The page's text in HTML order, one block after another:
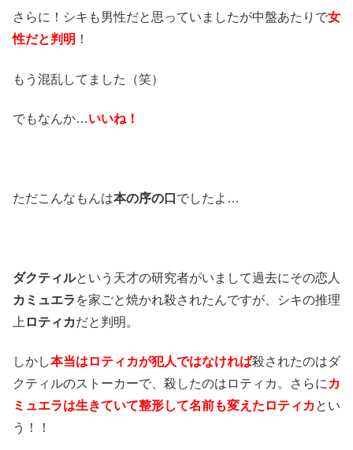
さらに！シキも男性だと思っていましたが中盤あたりで女
性だと判明 ！
もう混乱してました（笑）
でもなんか…いいね！
ただこんなもんは本の序の口 でしたよ…
ダクティルという天才の研究者がいまして過去にその恋人
カミュエラ を家ごと焼かれ殺されたんですが、シキの推理
上 ロティカだと判明。
しかし本当はロティカが犯人ではなければ殺されたのはダ
クティルのストーカーで、殺したのはロティカ。さらに カ
ミュエラは生きていて整形して名前も変えたロティカとい
う！！